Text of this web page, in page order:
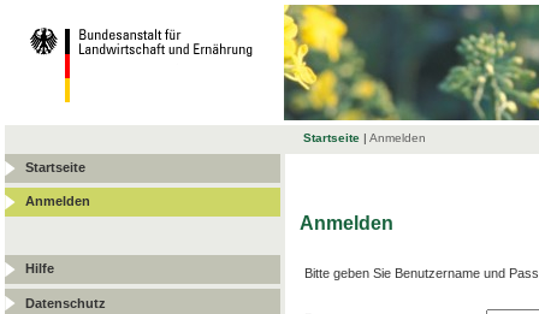
Startseite | Anmelden
Startseite
Anmelden
Hilfe
Datenschutz
Anmelden
Bitte geben Sie Benutzername und